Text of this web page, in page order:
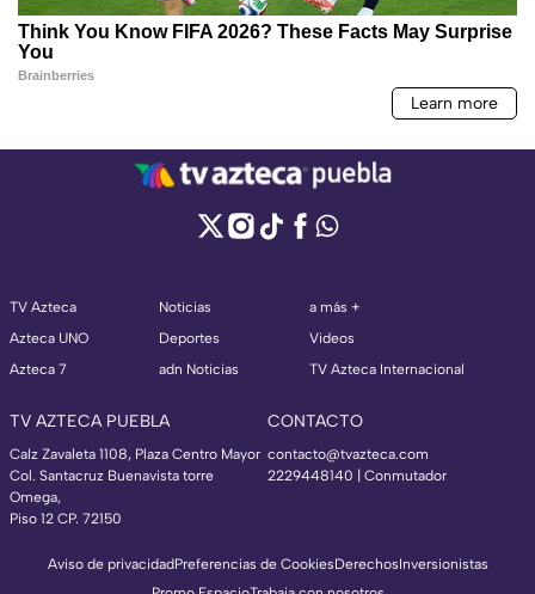
TV Azteca
Azteca UNO
Azteca 7
Noticias
Deportes
adn Noticias
a más +
Videos
TV Azteca Internacional
TV AZTECA PUEBLA
Calz Zavaleta 1108, Plaza Centro Mayor
Col. Santacruz Buenavista torre
Omega,
Piso 12 CP. 72150
CONTACTO
contacto@tvazteca.com
2229448140 | Conmutador
Aviso de privacidadPreferencias de CookiesDerechosInversionistas